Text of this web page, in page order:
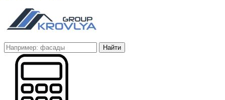
Найти